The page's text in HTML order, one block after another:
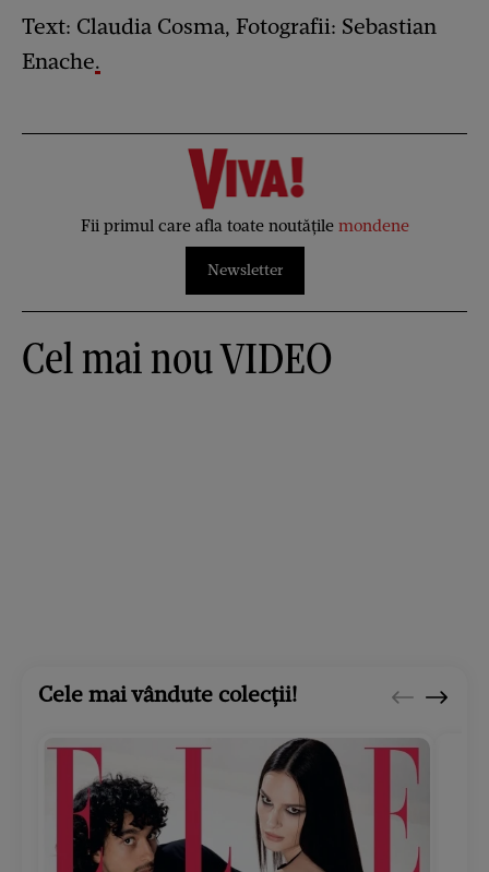
Text: Claudia Cosma, Fotografii: Sebastian
Enache.
Fii primul care afla toate noutățile mondene
Newsletter
Cel mai nou VIDEO
Cele mai vândute colecții!